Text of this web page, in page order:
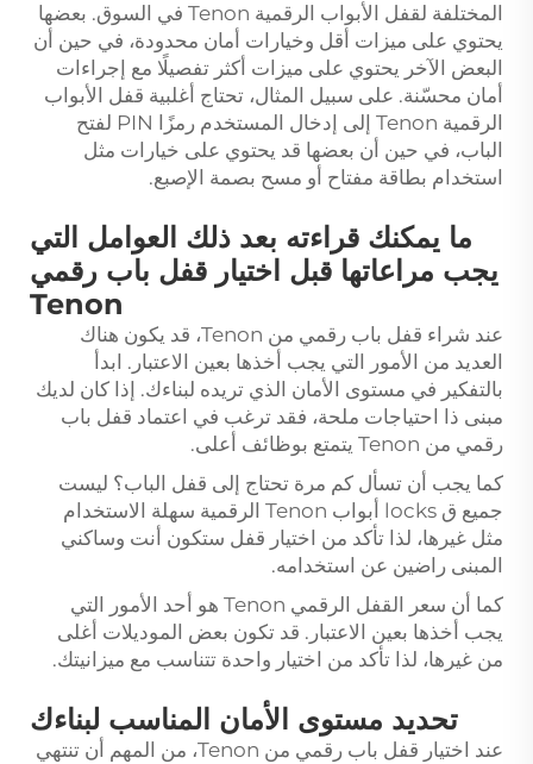
المختلفة لقفل الأبواب الرقمية Tenon في السوق. بعضها
يحتوي على ميزات أقل وخيارات أمان محدودة، في حين أن
البعض الآخر يحتوي على ميزات أكثر تفصيلًا مع إجراءات
أمان محسّنة. على سبيل المثال، تحتاج أغلبية قفل الأبواب
الرقمية Tenon إلى إدخال المستخدم رمزًا PIN لفتح
الباب، في حين أن بعضها قد يحتوي على خيارات مثل
استخدام بطاقة مفتاح أو مسح بصمة الإصبع.
ما يمكنك قراءته بعد ذلك العوامل التي
يجب مراعاتها قبل اختيار قفل باب رقمي
Tenon
عند شراء قفل باب رقمي من Tenon، قد يكون هناك
العديد من الأمور التي يجب أخذها بعين الاعتبار. ابدأ
بالتفكير في مستوى الأمان الذي تريده لبناءك. إذا كان لديك
مبنى ذا احتياجات ملحة، فقد ترغب في اعتماد قفل باب
رقمي من Tenon يتمتع بوظائف أعلى.
كما يجب أن تسأل كم مرة تحتاج إلى قفل الباب؟ ليست
جميع ق locks أبواب Tenon الرقمية سهلة الاستخدام
مثل غيرها، لذا تأكد من اختيار قفل ستكون أنت وساكني
المبنى راضين عن استخدامه.
كما أن سعر القفل الرقمي Tenon هو أحد الأمور التي
يجب أخذها بعين الاعتبار. قد تكون بعض الموديلات أغلى
من غيرها، لذا تأكد من اختيار واحدة تتناسب مع ميزانيتك.
تحديد مستوى الأمان المناسب لبناءك
عند اختيار قفل باب رقمي من Tenon، من المهم أن تنتهي